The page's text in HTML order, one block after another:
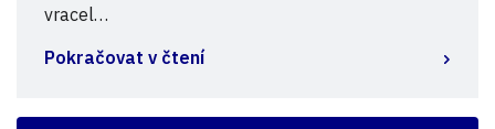
vracel…
Pokračovat v čtení